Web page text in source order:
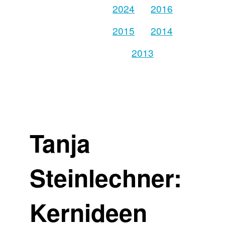
2024
2016
2015
2014
2013
Tanja
Steinlechner:
Kernideen